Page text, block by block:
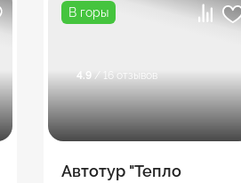
В горы
4.9 / 16 отзывов
Автотур "Тепло